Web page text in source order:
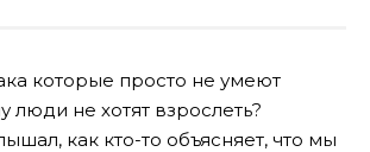
которые просто не умеют
люди не хотят взрослеть?
как кто-то объясняет, что мы